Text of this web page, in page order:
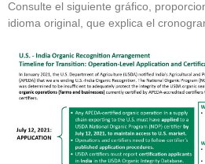
Consulte el siguiente gráfico,
idioma original, que explica el